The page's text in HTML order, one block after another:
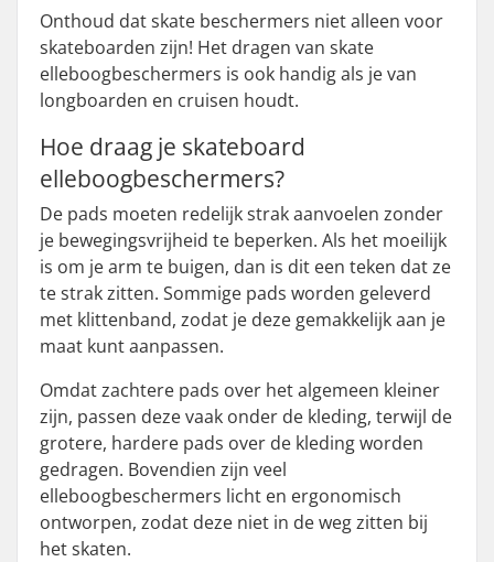
Onthoud dat skate beschermers niet alleen voor
skateboarden zijn! Het dragen van skate
elleboogbeschermers is ook handig als je van
longboarden en cruisen houdt.
Hoe draag je skateboard
elleboogbeschermers?
De pads moeten redelijk strak aanvoelen zonder
je bewegingsvrijheid te beperken. Als het moeilijk
is om je arm te buigen, dan is dit een teken dat ze
te strak zitten. Sommige pads worden geleverd
met klittenband, zodat je deze gemakkelijk aan je
maat kunt aanpassen.
Omdat zachtere pads over het algemeen kleiner
zijn, passen deze vaak onder de kleding, terwijl de
grotere, hardere pads over de kleding worden
gedragen. Bovendien zijn veel
elleboogbeschermers licht en ergonomisch
ontworpen, zodat deze niet in de weg zitten bij
het skaten.